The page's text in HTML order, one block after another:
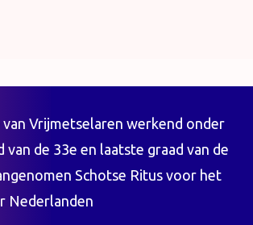
Vrijmetselaren werkend onder
van de 33e en laatste graad van de
Schotse Ritus voor het
Nederlanden